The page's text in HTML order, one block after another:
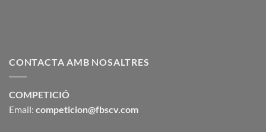
CONTACTA AMB NOSALTRES
COMPETICIÓ
Email: competicion@fbscv.com